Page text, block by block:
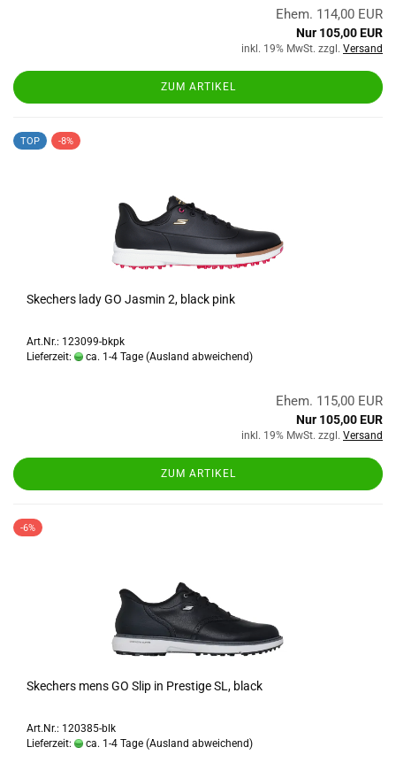
Ehem. 114,00 EUR
Nur 105,00 EUR
inkl. 19% MwSt. zzgl. Versand
ZUM ARTIKEL
TOP -8%
Skechers lady GO Jasmin 2, black pink
Art.Nr.: 123099-bkpk
Lieferzeit:
ca. 1-4 Tage (Ausland abweichend)
Ehem. 115,00 EUR
Nur 105,00 EUR
inkl. 19% MwSt. zzgl. Versand
ZUM ARTIKEL
-6%
Skechers mens GO Slip in Prestige SL, black
Art.Nr.: 120385-blk
Lieferzeit:
ca. 1-4 Tage (Ausland abweichend)